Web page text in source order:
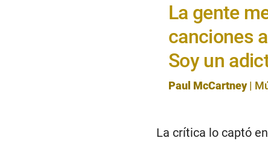
La gente
canciones
Soy un
Paul McCartney |
La crítica lo captó